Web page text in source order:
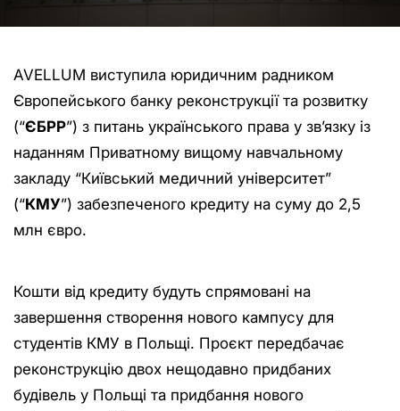
AVELLUM виступила юридичним радником
Європейського банку реконструкції та розвитку
(“ЄБРР”) з питань українського права у зв’язку із
наданням Приватному вищому навчальному
закладу “Київський медичний університет”
(“КМУ”) забезпеченого кредиту на суму до 2,5
млн євро.
Кошти від кредиту будуть спрямовані на
завершення створення нового кампусу для
студентів КМУ в Польщі. Проєкт передбачає
реконструкцію двох нещодавно придбаних
будівель у Польщі та придбання нового